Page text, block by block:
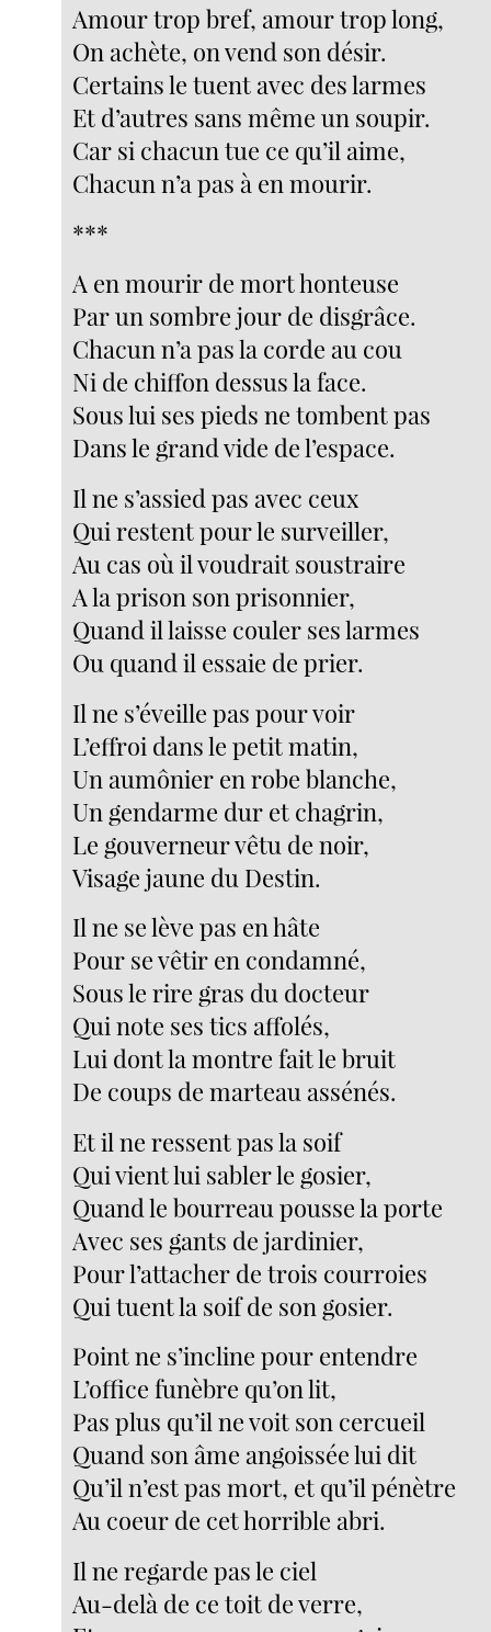
Amour trop bref, amour trop long,
On achète, on vend son désir.
Certains le tuent avec des larmes
Et d’autres sans même un soupir.
Car si chacun tue ce qu’il aime,
Chacun n’a pas à en mourir.
***
A en mourir de mort honteuse
Par un sombre jour de disgrâce.
Chacun n’a pas la corde au cou
Ni de chiffon dessus la face.
Sous lui ses pieds ne tombent pas
Dans le grand vide de l’espace.
Il ne s’assied pas avec ceux
Qui restent pour le surveiller,
Au cas où il voudrait soustraire
A la prison son prisonnier,
Quand il laisse couler ses larmes
Ou quand il essaie de prier.
Il ne s’éveille pas pour voir
L’effroi dans le petit matin,
Un aumônier en robe blanche,
Un gendarme dur et chagrin,
Le gouverneur vêtu de noir,
Visage jaune du Destin.
Il ne se lève pas en hâte
Pour se vêtir en condamné,
Sous le rire gras du docteur
Qui note ses tics affolés,
Lui dont la montre fait le bruit
De coups de marteau assénés.
Et il ne ressent pas la soif
Qui vient lui sabler le gosier,
Quand le bourreau pousse la porte
Avec ses gants de jardinier,
Pour l’attacher de trois courroies
Qui tuent la soif de son gosier.
Point ne s’incline pour entendre
L’office funèbre qu’on lit,
Pas plus qu’il ne voit son cercueil
Quand son âme angoissée lui dit
Qu’il n’est pas mort, et qu’il pénètre
Au coeur de cet horrible abri.
Il ne regarde pas le ciel
Au-delà de ce toit de verre,